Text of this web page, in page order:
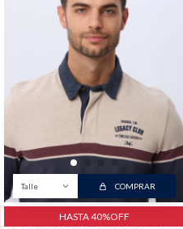
Talle COMPRAR
HASTA 40%OFF